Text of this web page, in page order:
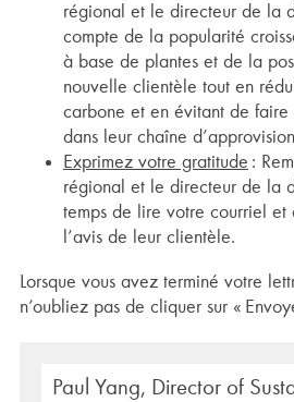
régional et le directeur de la
compte de la popularité
à base de plantes et de la
nouvelle clientèle tout en
carbone et en évitant de faire
dans leur chaîne
Exprimez votre gratitude :
régional et le directeur de la
temps de lire votre courriel et
l’avis de leur clientèle.
Lorsque vous avez terminé votre
n’oubliez pas de cliquer sur «
Paul Yang, Director of